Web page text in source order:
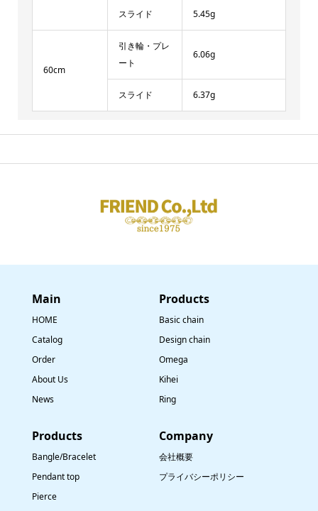
スライド 5.45g
60cm
引き輪・プレ
ート
6.06g
スライド 6.37g
Main
HOME
Catalog
Order
About Us
News
​Products
Basic chain
Design chain
Omega
Kihei
Ring
​Products
Bangle/Bracelet
Pendant top
Pierce
Company
会社概要
プライバシーポリシー